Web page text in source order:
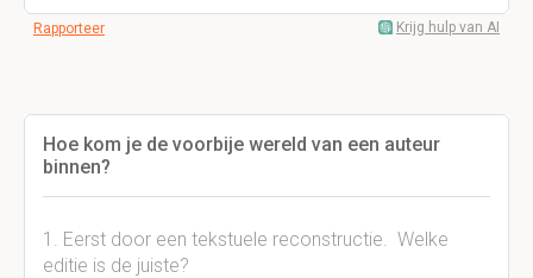
Rapporteer Krijg hulp van AI
Hoe kom je de voorbije wereld van een auteur
binnen?
1. Eerst door een tekstuele reconstructie. Welke
editie is de juiste?